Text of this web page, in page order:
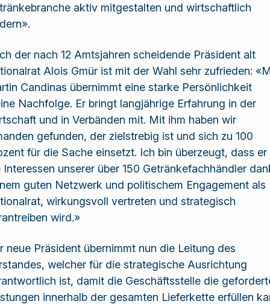
aktiv mitgestalten und wirtschaftlich
der nach 12 Amtsjahren scheidende Präsident alt
Alois Gmür ist mit der Wahl sehr zufrieden:
Candinas übernimmt eine starke Persönlichkeit
Nachfolge. Er bringt langjährige Erfahrung in der
und in Verbänden mit. Mit ihm haben wir
gefunden, der zielstrebig ist und sich zu 100
für die Sache einsetzt. Ich bin überzeugt, dass er
Interessen unserer über 150 Getränkefachhändler
guten Netzwerk und politischem Engagement als
wirkungsvoll vertreten und strategisch
wird.»
neue Präsident übernimmt nun die Leitung des
welcher für die strategische Ausrichtung
ist, damit die Geschäftsstelle die
innerhalb der gesamten Lieferkette erfüllen